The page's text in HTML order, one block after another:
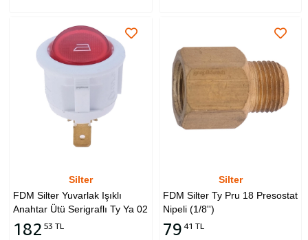
Silter
FDM Silter Yuvarlak Işıklı
Anahtar Ütü Serigraflı Ty Ya 02
182 53 TL
Silter
FDM Silter Ty Pru 18 Presostat
Nipeli (1/8'')
79 41 TL